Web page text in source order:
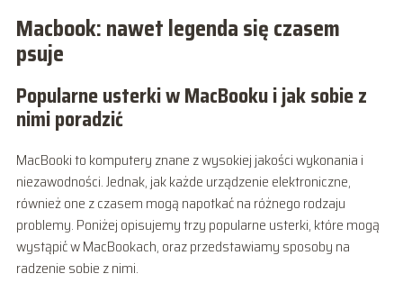
Macbook: nawet legenda się czasem
psuje
Popularne usterki w MacBooku i jak sobie z
nimi poradzić
MacBooki to komputery znane z wysokiej jakości wykonania i
niezawodności. Jednak, jak każde urządzenie elektroniczne,
również one z czasem mogą napotkać na różnego rodzaju
problemy. Poniżej opisujemy trzy popularne usterki, które mogą
wystąpić w MacBookach, oraz przedstawiamy sposoby na
radzenie sobie z nimi.